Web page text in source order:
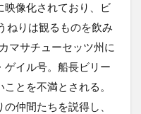
映像化されており、ビ
ねりは観るものを飲み
マサチューセッツ州に
ゲイル号。船長ビリー
とを不満とされる。
仲間たちを説得し、